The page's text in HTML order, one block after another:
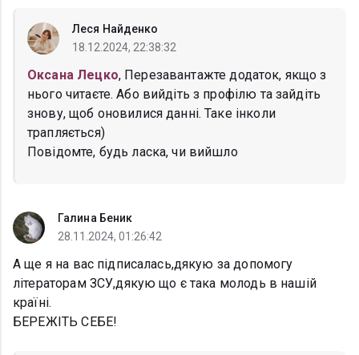
Леся Найденко
18.12.2024, 22:38:32
Оксана Лецко, Перезавантажте додаток, якщо з
нього читаєте. Або вийдіть з профілю та зайдіть
знову, щоб оновилися данні. Таке інколи
трапляється)
Повідомте, будь ласка, чи вийшло
Галина Беник
28.11.2024, 01:26:42
А ще я на вас підписалась,дякую за допомогу
літераторам ЗСУ,дякую що є така молодь в нашій
країні.
БЕРЕЖІТЬ СЕБЕ!